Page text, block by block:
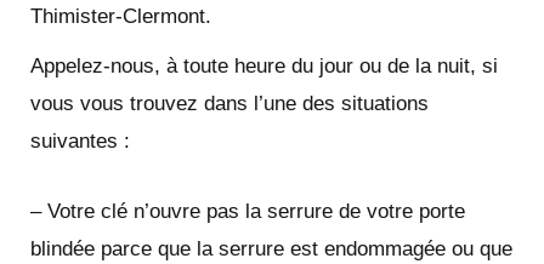
Thimister-Clermont.
Appelez-nous, à toute heure du jour ou de la nuit, si
vous vous trouvez dans l’une des situations
suivantes :
– Votre clé n’ouvre pas la serrure de votre porte
blindée parce que la serrure est endommagée ou que